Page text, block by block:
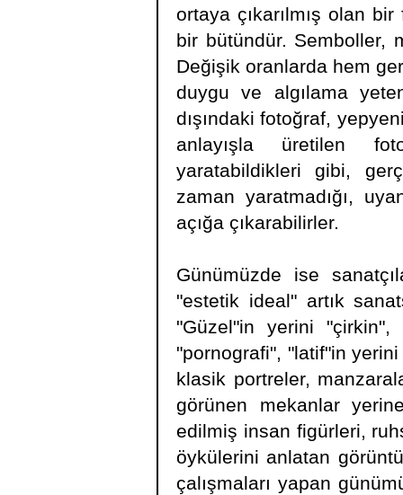
ortaya çıkarılmış olan
bir bütündür. Semboller,
Değişik oranlarda hem
duygu ve algılama
dışındaki fotoğraf,
anlayışla üretilen
yaratabildikleri gibi,
zaman yaratmadığı,
açığa çıkarabilirler.
Günümüzde ise
"estetik ideal" artık
"Güzel"in yerini
"pornografi", "latif"in
klasik portreler,
görünen mekanlar
edilmiş insan figürleri,
öykülerini anlatan
çalışmaları yapan